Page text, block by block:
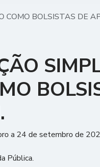
BOLSISTAS DE
a 24 de setembro de
Pública.